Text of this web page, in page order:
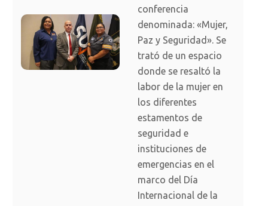
conferencia
denominada: «Mujer,
Paz y Seguridad». Se
trató de un espacio
donde se resaltó la
labor de la mujer en
los diferentes
estamentos de
seguridad e
instituciones de
emergencias en el
marco del Día
Internacional de la